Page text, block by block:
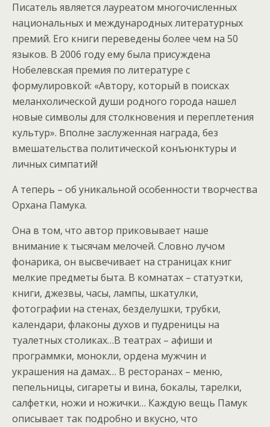
Писатель является лауреатом многочисленных
национальных и международных литературных
премий. Его книги переведены более чем на 50
языков. В 2006 году ему была присуждена
Нобелевская премия по литературе с
формулировкой: «Автору, который в поисках
меланхолической души родного города нашел
новые символы для столкновения и переплетения
культур». Вполне заслуженная награда, без
вмешательства политической конъюнктуры и
личных симпатий!
А теперь – об уникальной особенности творчества
Орхана Памука.
Она в том, что автор приковывает наше
внимание к тысячам мелочей. Словно лучом
фонарика, он высвечивает на страницах книг
мелкие предметы быта. В комнатах – статуэтки,
книги, джезвы, часы, лампы, шкатулки,
фотографии на стенах, безделушки, трубки,
календари, флаконы духов и пудреницы на
туалетных столиках…В театрах – афиши и
программки, монокли, ордена мужчин и
украшения на дамах… В ресторанах – меню,
пепельницы, сигареты и вина, бокалы, тарелки,
салфетки, ножи и ножички… Каждую вещь Памук
описывает так подробно и вкусно, что